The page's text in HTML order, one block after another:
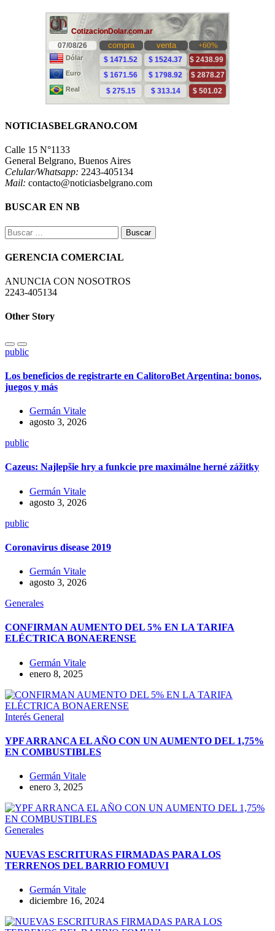
NOTICIASBELGRANO.COM
Calle 15 N°1133
General Belgrano, Buenos Aires
Celular/Whatsapp: 2243-405134
Mail: contacto@noticiasbelgrano.com
BUSCAR EN NB
Buscar:
GERENCIA COMERCIAL
ANUNCIA CON NOSOTROS
2243-405134
Other Story
public
Los beneficios de registrarte en CalitoroBet Argentina: bonos,
juegos y más
Germán Vitale
agosto 3, 2026
public
Cazeus: Najlepšie hry a funkcie pre maximálne herné zážitky
Germán Vitale
agosto 3, 2026
public
Coronavirus disease 2019
Germán Vitale
agosto 3, 2026
Generales
CONFIRMAN AUMENTO DEL 5% EN LA TARIFA
ELÉCTRICA BONAERENSE
Germán Vitale
enero 8, 2025
Interés General
YPF ARRANCA EL AÑO CON UN AUMENTO DEL 1,75%
EN COMBUSTIBLES
Germán Vitale
enero 3, 2025
Generales
NUEVAS ESCRITURAS FIRMADAS PARA LOS
TERRENOS DEL BARRIO FOMUVI
Germán Vitale
diciembre 16, 2024